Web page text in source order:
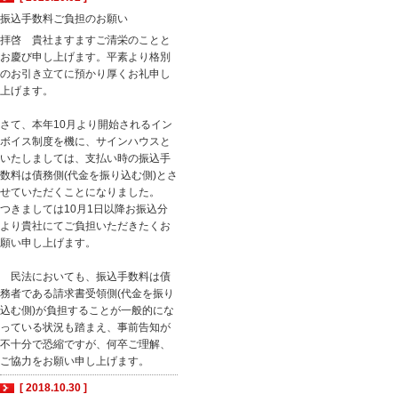
振込手数料ご負担のお願い
拝啓 貴社ますますご清栄のことと
お慶び申し上げます。平素より格別
のお引き立てに預かり厚くお礼申し
上げます。
さて、本年10月より開始されるイン
ボイス制度を機に、サインハウスと
いたしましては、支払い時の振込手
数料は債務側(代金を振り込む側)とさ
せていただくことになりました。
つきましては10月1日以降お振込分
より貴社にてご負担いただきたくお
願い申し上げます。
民法においても、振込手数料は債
務者である請求書受領側(代金を振り
込む側)が負担することが一般的にな
っている状況も踏まえ、事前告知が
不十分で恐縮ですが、何卒ご理解、
ご協力をお願い申し上げます。
[ 2018.10.30 ]